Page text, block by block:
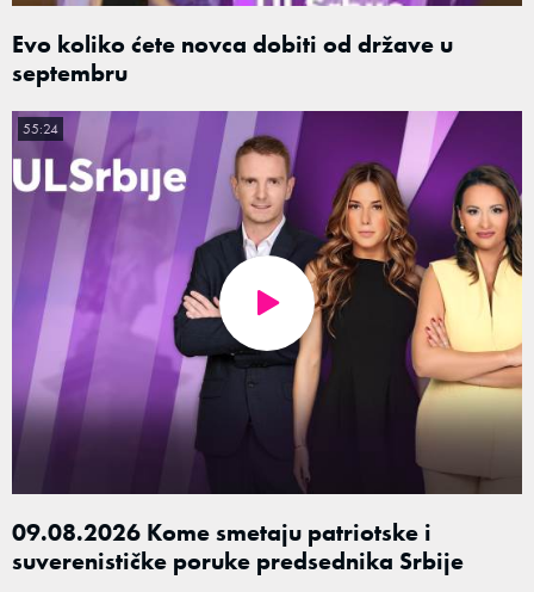
Evo koliko ćete novca dobiti od države u
septembru
09.08.2026 Kome smetaju patriotske i
suverenističke poruke predsednika Srbije
55:24